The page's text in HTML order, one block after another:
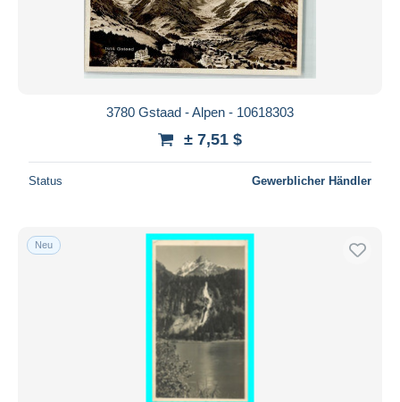
3780 Gstaad - Alpen - 10618303
± 7,51 $
Status Gewerblicher Händler
Neu